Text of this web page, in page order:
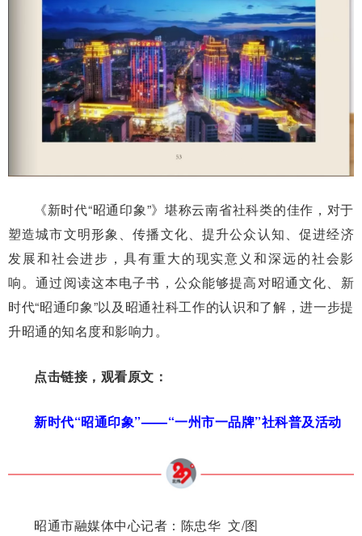
《新时代“昭通印象”》堪称云南省社科类的佳作，对于
塑造城市文明形象、传播文化、提升公众认知、促进经济
发展和社会进步，具有重大的现实意义和深远的社会影
响。通过阅读这本电子书，公众能够提高对昭通文化、新
时代“昭通印象”以及昭通社科工作的认识和了解，进一步提
升昭通的知名度和影响力。
点击链接，观看原文：
新时代“昭通印象”——“一州市一品牌”社科普及活动
昭通市融媒体中心记者： 陈忠华 文/图